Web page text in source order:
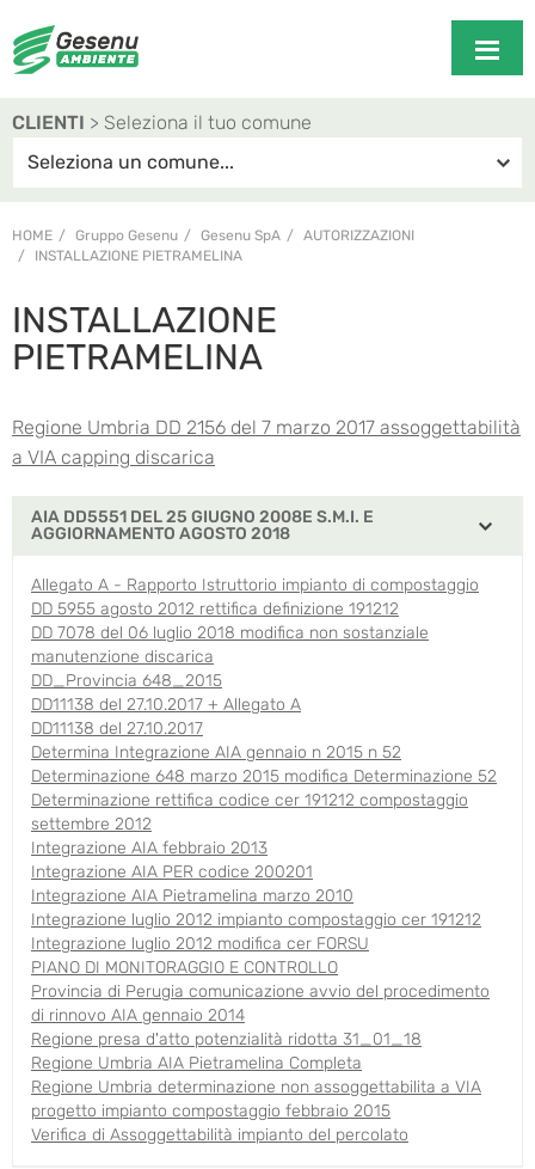
CLIENTI > Seleziona il tuo comune
HOME Gruppo Gesenu Gesenu SpA
AUTORIZZAZIONI
INSTALLAZIONE PIETRAMELINA
INSTALLAZIONE
PIETRAMELINA
Regione Umbria DD 2156 del 7 marzo 2017 assoggettabilità
a VIA capping discarica
AIA DD5551 DEL 25 GIUGNO 2008E S.M.I. E
AGGIORNAMENTO AGOSTO 2018
Allegato A - Rapporto Istruttorio impianto di compostaggio
DD 5955 agosto 2012 rettifica definizione 191212
DD 7078 del 06 luglio 2018 modifica non sostanziale
manutenzione discarica
DD_Provincia 648_2015
DD11138 del 27.10.2017 + Allegato A
DD11138 del 27.10.2017
Determina Integrazione AIA gennaio n 2015 n 52
Determinazione 648 marzo 2015 modifica Determinazione 52
Determinazione rettifica codice cer 191212 compostaggio
settembre 2012
Integrazione AIA febbraio 2013
Integrazione AIA PER codice 200201
Integrazione AIA Pietramelina marzo 2010
Integrazione luglio 2012 impianto compostaggio cer 191212
Integrazione luglio 2012 modifica cer FORSU
PIANO DI MONITORAGGIO E CONTROLLO
Provincia di Perugia comunicazione avvio del procedimento
di rinnovo AIA gennaio 2014
Regione presa d'atto potenzialità ridotta 31_01_18
Regione Umbria AIA Pietramelina Completa
Regione Umbria determinazione non assoggettabilita a VIA
progetto impianto compostaggio febbraio 2015
Verifica di Assoggettabilità impianto del percolato